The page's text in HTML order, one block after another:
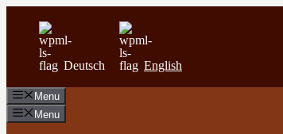
springen
Deutsch
English
Menu
Menu